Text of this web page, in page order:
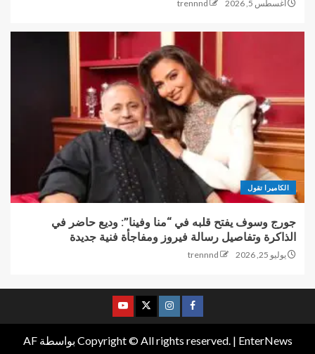
أغسطس 5, 2026 trennnd
الكاميرا تقول
جورج وسوف يفتح قلبه في “منا وفينا”: وديع حاضر في
الذاكرة وتفاصيل رسالة فيروز ومفاجأة فنية جديدة
يوليو 25, 2026 trennnd
Copyright © All rights reserved. | EnterNews
بواسطة AF